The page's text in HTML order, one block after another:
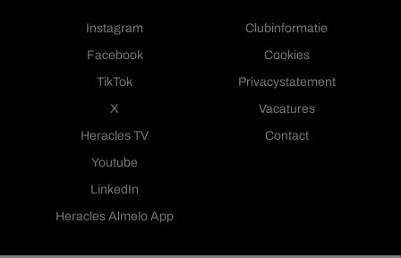
Instagram
Facebook
TikTok
X
Heracles TV
Youtube
LinkedIn
Heracles Almelo App
Clubinformatie
Cookies
Privacystatement
Vacatures
Contact